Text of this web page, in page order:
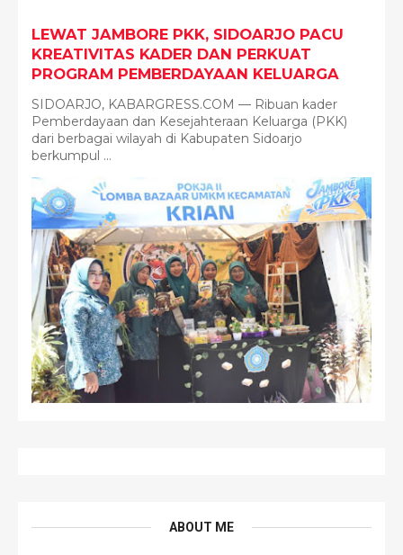
LEWAT JAMBORE PKK, SIDOARJO PACU
KREATIVITAS KADER DAN PERKUAT
PROGRAM PEMBERDAYAAN KELUARGA
SIDOARJO, KABARGRESS.COM — Ribuan kader
Pemberdayaan dan Kesejahteraan Keluarga (PKK)
dari berbagai wilayah di Kabupaten Sidoarjo
berkumpul ...
ABOUT ME